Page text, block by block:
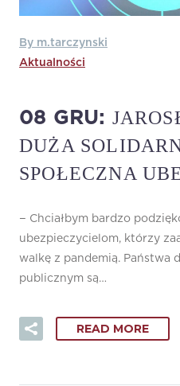
By m.tarczynski
Aktualności
08 GRU:
DUŻA
SPOŁECZNA
− Chciałbym bardzo
ubezpieczycielom, którzy
walkę z pandemią. Państwa
publicznym są…
READ MORE